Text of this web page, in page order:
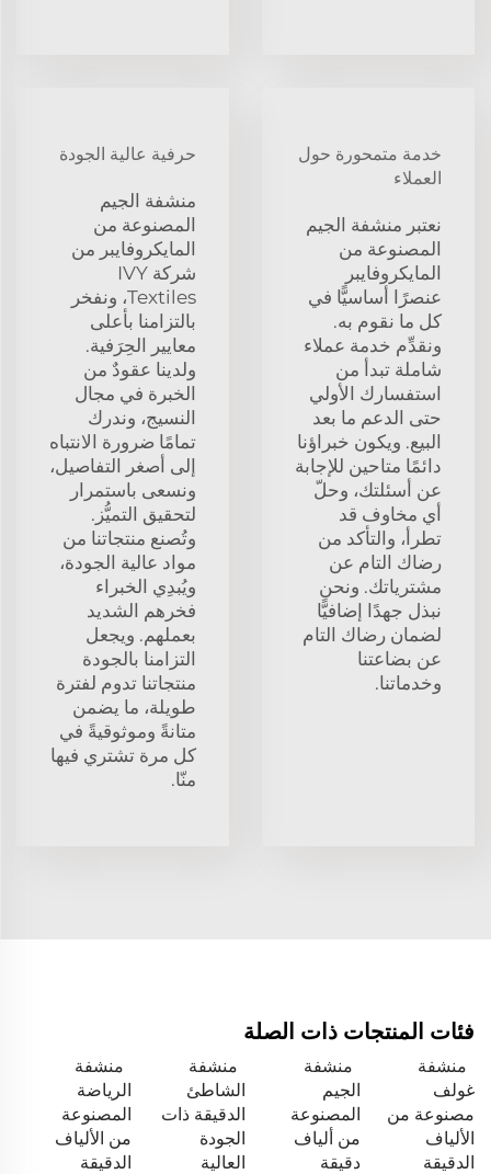
خدمة متمحورة حول
العملاء
نعتبر منشفة الجيم
المصنوعة من
المايكروفايبر
عنصرًا أساسيًّا في
كل ما نقوم به.
ونقدِّم خدمة عملاء
شاملة تبدأ من
استفسارك الأولي
حتى الدعم ما بعد
البيع. ويكون خبراؤنا
دائمًا متاحين للإجابة
عن أسئلتك، وحلّ
أي مخاوف قد
تطرأ، والتأكد من
رضاك التام عن
مشترياتك. ونحن
نبذل جهدًا إضافيًّا
لضمان رضاك التام
عن بضاعتنا
وخدماتنا.
حرفية عالية الجودة
منشفة الجيم
المصنوعة من
المايكروفايبر من
شركة IVY
Textiles، ونفخر
بالتزامنا بأعلى
معايير الحِرَفية.
ولدينا عقودٌ من
الخبرة في مجال
النسيج، وندرك
تمامًا ضرورة الانتباه
إلى أصغر التفاصيل،
ونسعى باستمرار
لتحقيق التميُّز.
وتُصنع منتجاتنا من
مواد عالية الجودة،
ويُبدِي الخبراء
فخرهم الشديد
بعملهم. ويجعل
التزامنا بالجودة
منتجاتنا تدوم لفترة
طويلة، ما يضمن
متانةً وموثوقيةً في
كل مرة تشتري فيها
منّا.
فئات المنتجات ذات الصلة
منشفة
غولف
مصنوعة من
الألياف
الدقيقة
منشفة
الجيم
المصنوعة
من ألياف
دقيقة
منشفة
الشاطئ
الدقيقة ذات
الجودة
العالية
منشفة
الرياضة
المصنوعة
من الألياف
الدقيقة